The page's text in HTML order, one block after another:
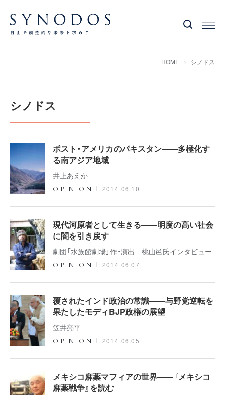
HOME シノドス
シノドス
ポスト・アメリカのパキスタン――多極化す
る南アジア地域
井上あえか
OPINION 2014.06.10
現代河原者として生きる――明度の高い社会
に闇を引き戻す
劇団「水族館劇場」作・演出 桃山邑氏インタビュー
OPINION 2014.06.07
覆されたインド政治の常識――与野党逆転を
果たしたモディBJP政権の展望
笠井亮平
OPINION 2014.06.05
メキシコ麻薬マフィアの世界――『メキシコ
麻薬戦争』を読む